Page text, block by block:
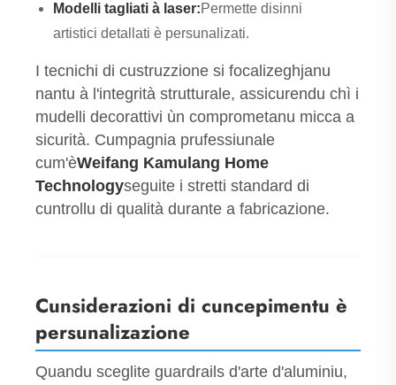
Modelli tagliati à laser:Permette disinni
artistici detallati è persunalizati.
I tecnichi di custruzzione si focalizeghjanu
nantu à l'integrità strutturale, assicurendu chì i
mudelli decorattivi ùn comprometanu micca a
sicurità. Cumpagnia prufessiunale
cum'èWeifang Kamulang Home
Technologyseguite i stretti standard di
cuntrollu di qualità durante a fabricazione.
Cunsiderazioni di cuncepimentu è
persunalizazione
Quandu sceglite guardrails d'arte d'aluminiu,